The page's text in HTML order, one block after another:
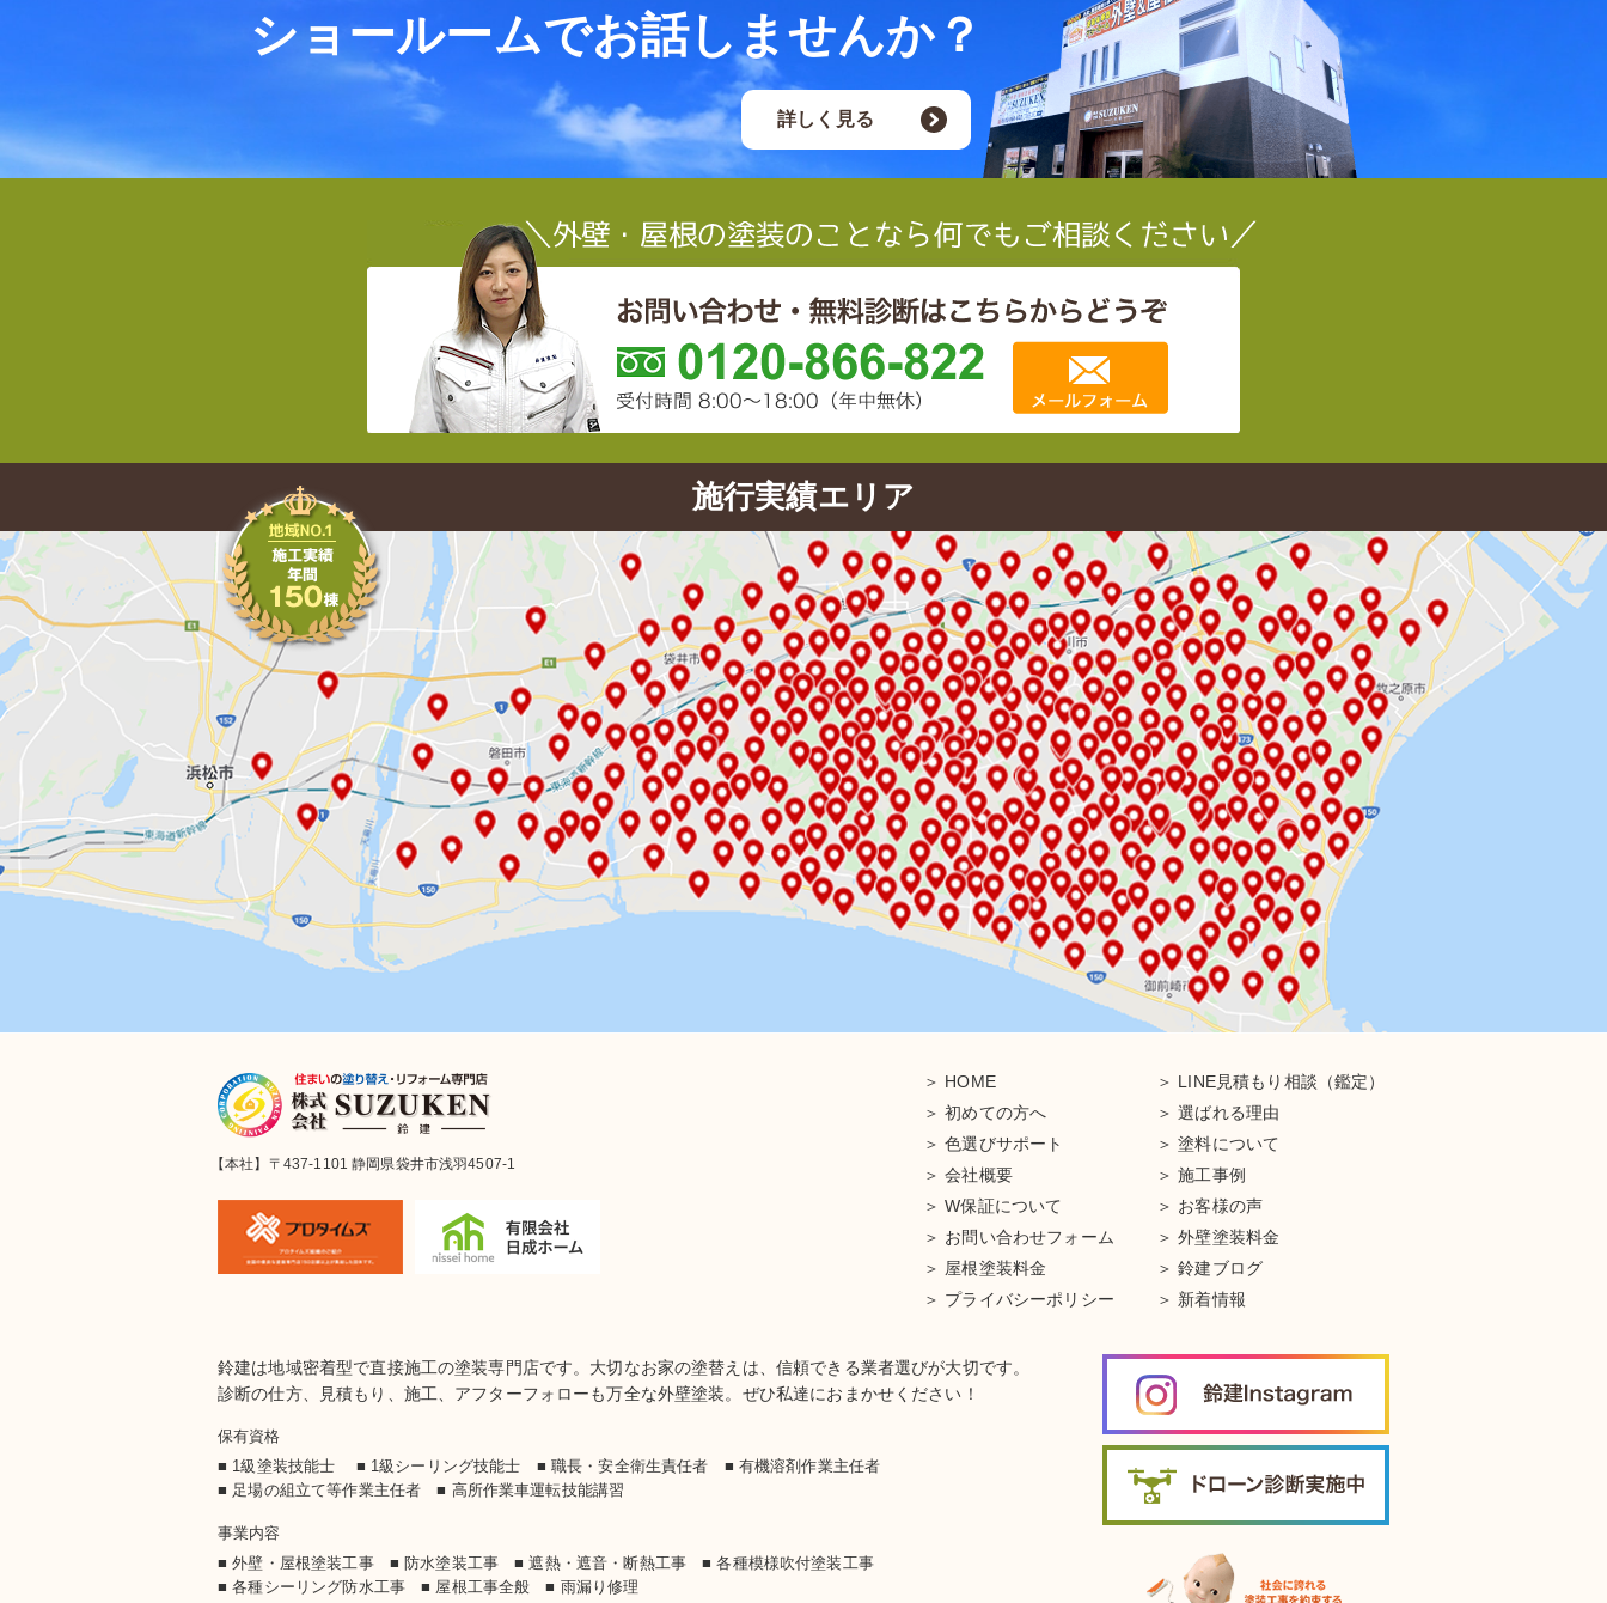
ショールームでお話しませんか？
詳しく見る
施行実績エリア
【本社】〒437-1101 静岡県袋井市浅羽4507-1
HOME
LINE見積もり相談（鑑定）
初めての方へ
選ばれる理由
色選びサポート
塗料について
会社概要
施工事例
W保証について
お客様の声
お問い合わせフォーム
外壁塗装料金
屋根塗装料金
鈴建ブログ
プライバシーポリシー
新着情報
鈴建は地域密着型で直接施工の塗装専門店です。大切なお家の塗替えは、信頼できる業者選びが大切です。
診断の仕方、見積もり、施工、アフターフォローも万全な外壁塗装。ぜひ私達におまかせください！
保有資格
■ 1級塗装技能士 ■ 1級シーリング技能士 ■ 職長・安全衛生責任者 ■ 有機溶剤作業主任者
■ 足場の組立て等作業主任者 ■ 高所作業車運転技能講習
事業内容
■ 外壁・屋根塗装工事 ■ 防水塗装工事■ 遮熱・遮音・断熱工事 ■ 各種模様吹付塗装工事
■ 各種シーリング防水工事 ■ 屋根工事全般 ■ 雨漏り修理